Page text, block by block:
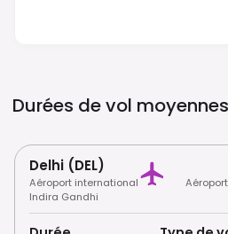
Durées de vol
Delhi (DEL)
Aéroport international
Indira Gandhi